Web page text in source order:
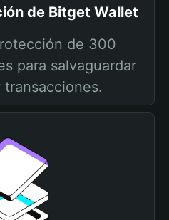
de Bitget Wallet
de 300
para salvaguardar